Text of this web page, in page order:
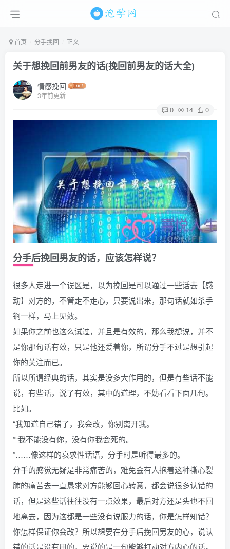
首页 分手挽回 正文
关于想挽回前男友的话(挽回前男友的话大全)
情感挽回
3年前更新
0 14 0
分手后挽回男友的话，应该怎样说？
很多人走进一个误区是，以为挽回是可以通过一些话去【感
动】对方的，不管走不走心，只要说出来，那句话就如杀手
锏一样，马上见效。
如果你之前也这么试过，并且是有效的，那么我想说，并不
是你那句话有效，只是他还爱着你，所谓分手不过是想引起
你的关注而已。
所以所谓经典的话，其实是没多大作用的，但是有些话不能
说，有些话，说了有效，其中的道理，不妨看看下面几句。
比如。
“我知道自己错了，我会改，你别离开我。
”“我不能没有你，没有你我会死的。
”……像这样的哀求性话语，分手时是听得最多的。
分手的感觉无疑是非常痛苦的，难免会有人抱着这种撕心裂
肺的痛苦去一直恳求对方能够回心转意，都会说很多认错的
话，但是这些话往往没有一点效果，最后对方还是头也不回
地离去，因为这都是一些没有说服力的话，你是怎样知错？
你怎样保证你会改？所以想要在分手后挽回男友的心，说认
错的话是没有用的，要说的是一句能够打动对方内心的话。